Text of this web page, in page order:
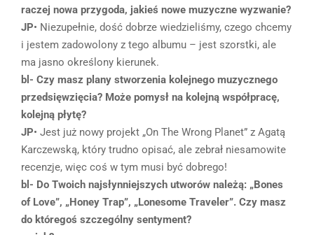
raczej nowa przygoda, jakieś nowe muzyczne wyzwanie?
JP• Niezupełnie, dość dobrze wiedzieliśmy, czego chcemy
i jestem zadowolony z tego albumu – jest szorstki, ale
ma jasno określony kierunek.
bl- Czy masz plany stworzenia kolejnego muzycznego
przedsięwzięcia? Może pomysł na kolejną współpracę,
kolejną płytę?
JP• Jest już nowy projekt „On The Wrong Planet” z Agatą
Karczewską, który trudno opisać, ale zebrał niesamowite
recenzje, więc coś w tym musi być dobrego!
bl- Do Twoich najsłynniejszych utworów należą: „Bones
of Love”, „Honey Trap”, „Lonesome Traveler”. Czy masz
do któregoś szczególny sentyment?